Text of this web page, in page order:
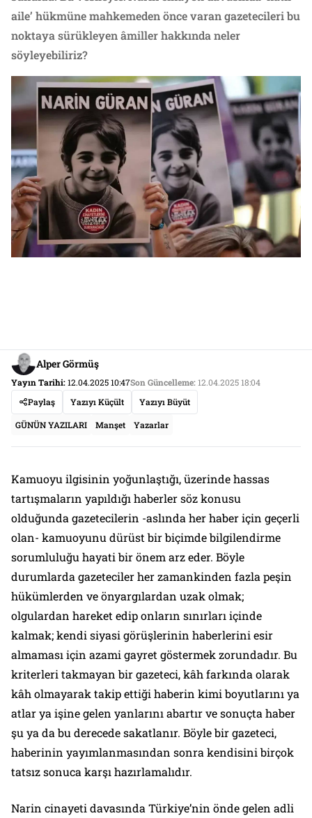
aile’ hükmüne mahkemeden önce varan gazetecileri bu
noktaya sürükleyen âmiller hakkında neler
söyleyebiliriz?
Alper Görmüş
Yayın Tarihi:12.04.2025 10:47Son Güncelleme:12.04.2025 18:04
Paylaş
Yazıyı Küçült Yazıyı Büyüt
GÜNÜN YAZILARI Manşet Yazarlar
Kamuoyu ilgisinin yoğunlaştığı, üzerinde hassas
tartışmaların yapıldığı haberler söz konusu
olduğunda gazetecilerin -aslında her haber için geçerli
olan- kamuoyunu dürüst bir biçimde bilgilendirme
sorumluluğu hayati bir önem arz eder. Böyle
durumlarda gazeteciler her zamankinden fazla peşin
hükümlerden ve önyargılardan uzak olmak;
olgulardan hareket edip onların sınırları içinde
kalmak; kendi siyasi görüşlerinin haberlerini esir
almaması için azami gayret göstermek zorundadır. Bu
kriterleri takmayan bir gazeteci, kâh farkında olarak
kâh olmayarak takip ettiği haberin kimi boyutlarını ya
atlar ya işine gelen yanlarını abartır ve sonuçta haber
şu ya da bu derecede sakatlanır. Böyle bir gazeteci,
haberinin yayımlanmasından sonra kendisini birçok
tatsız sonuca karşı hazırlamalıdır.
Narin cinayeti davasında Türkiye’nin önde gelen adli